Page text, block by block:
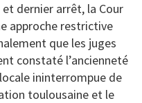
dernier arrêt, la Cour
approche restrictive
que les juges
constaté l’ancienneté
ininterrompue de
toulousaine et le